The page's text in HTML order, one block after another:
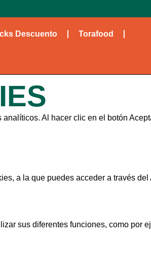
Descuento Torafood
Al hacer clic en el botón
a la que puedes acceder a través del
sus diferentes funciones, como por